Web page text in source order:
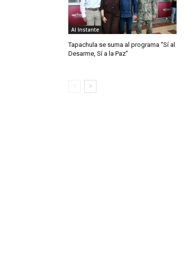
Al Instante
Tapachula se suma al programa “Sí al
Desarme, Sí a la Paz”